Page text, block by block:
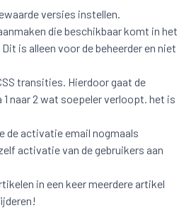
versies instellen.
die beschikbaar komt in het
is alleen voor de beheerder en niet
transities. Hierdoor gaat de
1 naar 2 wat soepeler verloopt. het is
de activatie email nogmaals
activatie van de gebruikers aan
in een keer meerdere artikel